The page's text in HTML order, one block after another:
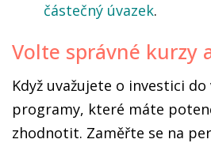
částečný úvazek.
Volte správné kurzy
Když uvažujete o investici
programy, které máte
zhodnotit. Zaměřte se na